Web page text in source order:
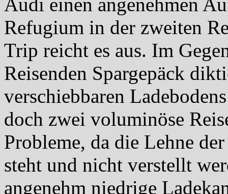
Audi einen angenehmen
Refugium in der zweiten
Trip reicht es aus. Im
Reisenden Spargepäck
verschiebbaren
doch zwei voluminöse
Probleme, da die Lehne
steht und nicht verstellt
angenehm niedrige